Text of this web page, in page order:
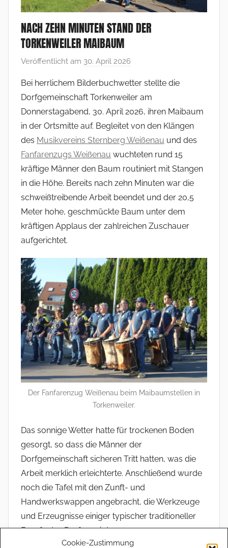
Cookie-Zustimmung
NACH ZEHN MINUTEN STAND DER
TORKENWEILER MAIBAUM
Veröffentlicht am 30. April 2026
n
F
r
a
n
k
V
o
l
m
Bei herrlichem Bilderbuchwetter stellte die
Dorfgemeinschaft Torkenweiler am
Donnerstagabend, 30. April 2026, ihren Maibaum
in der Ortsmitte auf. Begleitet von den Klängen
des Musikvereins Sternberg Weißenau und des
Fanfarenzugs Weißenau wuchteten rund 15
kräftige Männer den Baum routiniert mit Stangen
in die Höhe. Bereits nach zehn Minuten war die
schweißtreibende Arbeit beendet und der 20,5
Meter hohe, geschmückte Baum unter dem
kräftigen Applaus der zahlreichen Zuschauer
aufgerichtet.
Der Fanfarenzug Weißenau beim Maibaumstellen in
Torkenweiler.
Das sonnige Wetter hatte für trockenen Boden
gesorgt, so dass die Männer der
Dorfgemeinschaft sicheren Tritt hatten, was die
Arbeit merklich erleichterte. Anschließend wurde
noch die Tafel mit den Zunft- und
Handwerkswappen angebracht, die Werkzeuge
und Erzeugnisse einiger typischer traditioneller
Berufe des Dorfes zeigt.